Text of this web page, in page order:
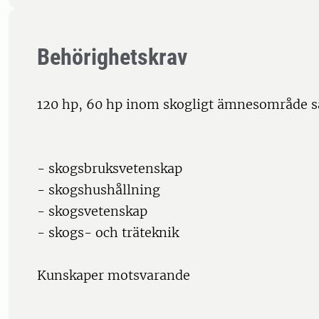
Behörighetskrav
120 hp, 60 hp inom skogligt ämnesområde
- skogsbruksvetenskap
- skogshushållning
- skogsvetenskap
- skogs- och träteknik
Kunskaper motsvarande